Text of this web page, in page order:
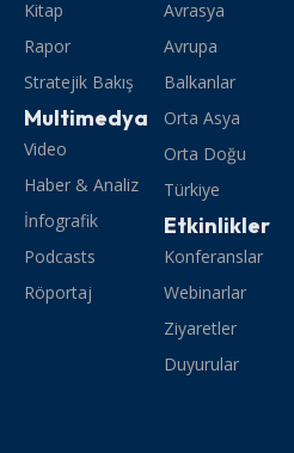
Kitap
Rapor
Stratejik Bakış
Multimedya
Video
Haber & Analiz
İnfografik
Podcasts
Röportaj
Avrasya
Avrupa
Balkanlar
Orta Asya
Orta Doğu
Türkiye
Etkinlikler
Konferanslar
Webinarlar
Ziyaretler
Duyurular